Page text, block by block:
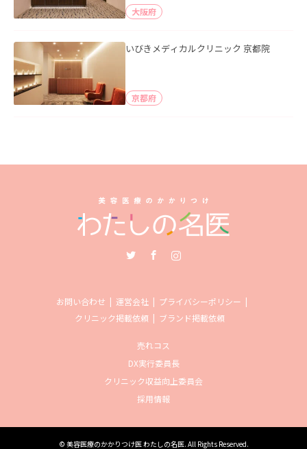
大阪府
いびきメディカルクリニック 京都院
京都府
お問い合わせ 運営会社
プライバシーポリシー
クリニック掲載依頼
ブランド掲載依頼
売れコス
DX実行委員長
クリニック収益向上委員会
採用情報
© 美容医療のかかりつけ医 わたしの名医. All Rights Reserved.